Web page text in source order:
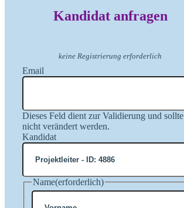
Kandidat anfragen
keine Registrierung erforderlich
Email
Dieses Feld dient zur Validierung und sollte
nicht verändert werden.
Kandidat
Name(erforderlich)